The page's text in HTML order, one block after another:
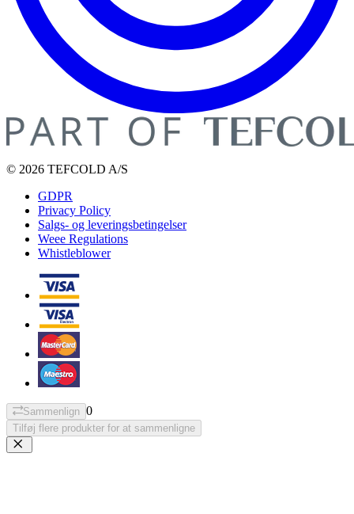
© 2026 TEFCOLD A/S
GDPR
Privacy Policy
Salgs- og leveringsbetingelser
Weee Regulations
Whistleblower
Sammenlign 0
Tilføj flere produkter for at sammenligne